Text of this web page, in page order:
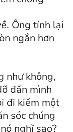
Ông tính lại
ngắn hơn
như không,
đần mình
đi kiếm một
sóc chúng
nghĩ sao?